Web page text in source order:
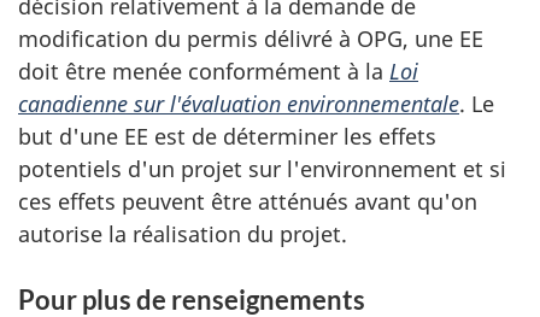
décision relativement à la demande de
modification du permis délivré à OPG, une EE
doit être menée conformément à la Loi
canadienne sur l'évaluation environnementale. Le
but d'une EE est de déterminer les effets
potentiels d'un projet sur l'environnement et si
ces effets peuvent être atténués avant qu'on
autorise la réalisation du projet.
Pour plus de renseignements